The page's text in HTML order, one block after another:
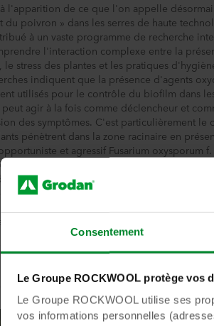
Consentement
Le Groupe ROCKWOOL protège vos
Le Groupe ROCKWOOL utilise ses
vos informations personnelles
l'apparition de ce que l'on appelle
du poivron » dans les serres de haute
à un vaste programme de recherche
l'interaction complexe entre la
le stress des plantes et les pratiques
indiquent que la présence d'agents
utilisés pour le contrôle du biofilm dans
agir à la fois comme déclencheur et
des symptômes. C'est particulièrement le
pénètrent dans la zone racinaire en
et agressif Fusarium oxysporum
ou d'autres membres de la famille décrite
Fusarium Oxysporum (FOSC). Sur la
Grodan a émis de nouveaux conseils en
producteurs à éviter de rendre